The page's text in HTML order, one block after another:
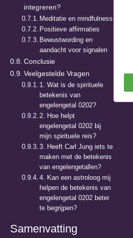
integreren?
Meditatie en mindfulness
Positieve affirmaties
Bewustwording en
aandacht voor signalen
Conclusie
Veelgestelde Vragen
1. Wat is de spirituele
betekenis van
engelengetal 0202?
2. Hoe helpt
engelengetal 0202 bij
mijn spirituele reis?
3. Heeft Carl Jung iets te
maken met de betekenis
van engelengetallen?
4. Kan een astroloog mij
helpen de betekenis van
engelengetal 0202 beter
te begrijpen?
Samenvatting